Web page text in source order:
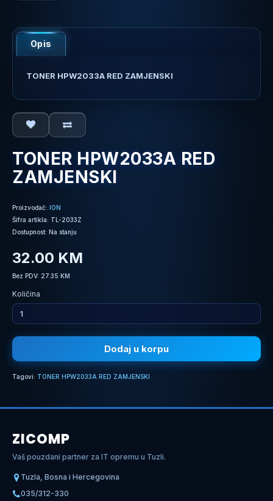
Opis
TONER HPW2033A RED ZAMJENSKI
TONER HPW2033A RED
ZAMJENSKI
Proizvođač: ION
Šifra artikla: TL-2033Z
Dostupnost: Na stanju
32.00 KM
Bez PDV: 27.35 KM
Količina
Dodaj u korpu
Tagovi: TONER HPW2033A RED ZAMJENSKI
ZICOMP
Vaš pouzdani partner za IT opremu u Tuzli.
Tuzla, Bosna i Hercegovina
035/312-330